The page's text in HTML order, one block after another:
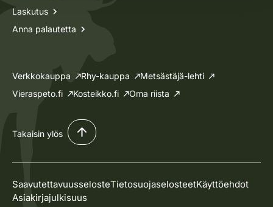
Laskutus
Anna palautetta
Verkkokauppa Rhy-kauppa
Metsästäjä-lehti
Vieraspeto.fi
Kosteikko.fi Oma riista
Takaisin ylös
SaavutettavuusselosteTietosuojaselosteetKäyttöehdot
Asiakirjajulkisuus